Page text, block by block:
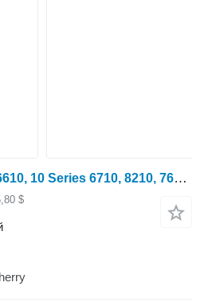
Вал первичный Ford 6610, 10 Series 6710, 8210, 7610 Counter Shaft E6nn7z013aa, 8396 E6NN7Z013AA для трактора колесного Ford 10 Series
$